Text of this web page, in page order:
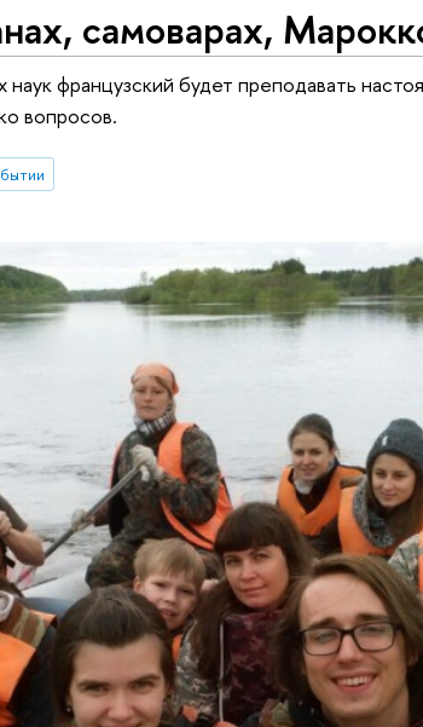
самоварах,
наук французский будет преподавать
вопросов.